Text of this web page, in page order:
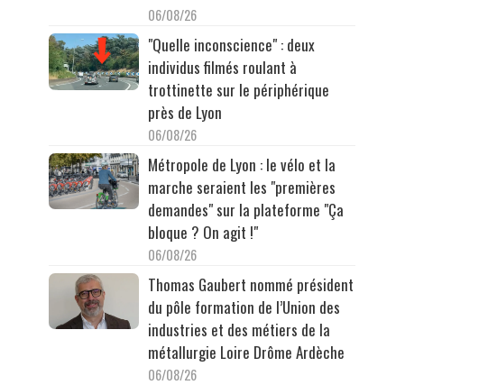
06/08/26
"Quelle inconscience" : deux
individus filmés roulant à
trottinette sur le périphérique
près de Lyon
06/08/26
Métropole de Lyon : le vélo et la
marche seraient les "premières
demandes" sur la plateforme "Ça
bloque ? On agit !"
06/08/26
Thomas Gaubert nommé président
du pôle formation de l’Union des
industries et des métiers de la
métallurgie Loire Drôme Ardèche
06/08/26